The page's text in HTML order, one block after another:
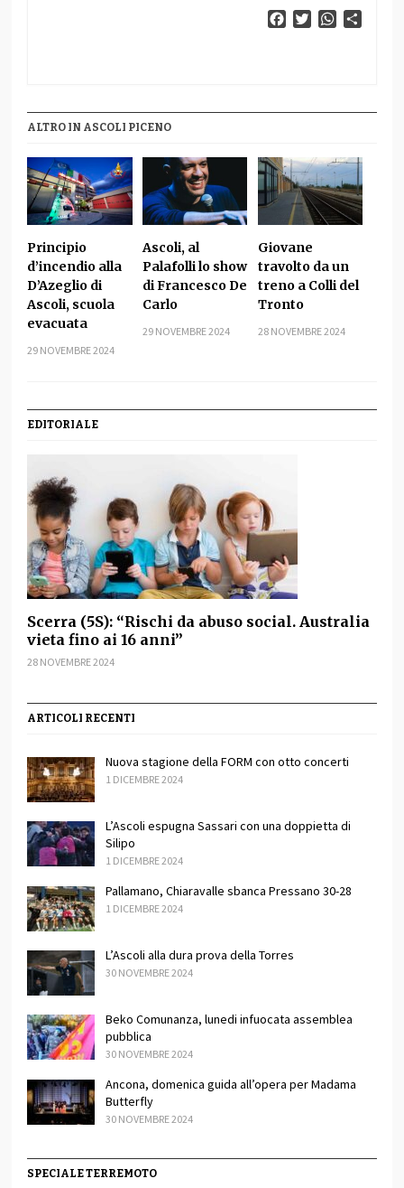
FacebookTwitterWhatsApp
ALTRO IN ASCOLI PICENO
Principio
d’incendio alla
D’Azeglio di
Ascoli, scuola
evacuata
29 NOVEMBRE 2024
Ascoli, al
Palafolli lo show
di Francesco De
Carlo
29 NOVEMBRE 2024
Giovane
travolto da un
treno a Colli del
Tronto
28 NOVEMBRE 2024
EDITORIALE
Scerra (5S): “Rischi da abuso social. Australia
vieta fino ai 16 anni”
28 NOVEMBRE 2024
ARTICOLI RECENTI
Nuova stagione della FORM con otto concerti
1 DICEMBRE 2024
L’Ascoli espugna Sassari con una doppietta di
Silipo
1 DICEMBRE 2024
Pallamano, Chiaravalle sbanca Pressano 30-28
1 DICEMBRE 2024
L’Ascoli alla dura prova della Torres
30 NOVEMBRE 2024
Beko Comunanza, lunedi infuocata assemblea
pubblica
30 NOVEMBRE 2024
Ancona, domenica guida all’opera per Madama
Butterfly
30 NOVEMBRE 2024
SPECIALE TERREMOTO